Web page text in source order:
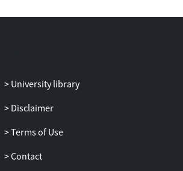
University library
Disclaimer
Terms of Use
Contact